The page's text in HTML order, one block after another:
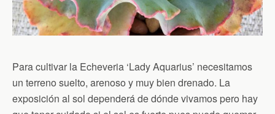
Para cultivar la Echeveria ‘Lady Aquarius’ necesitamos
un terreno suelto, arenoso y muy bien drenado. La
exposición al sol dependerá de dónde vivamos pero hay